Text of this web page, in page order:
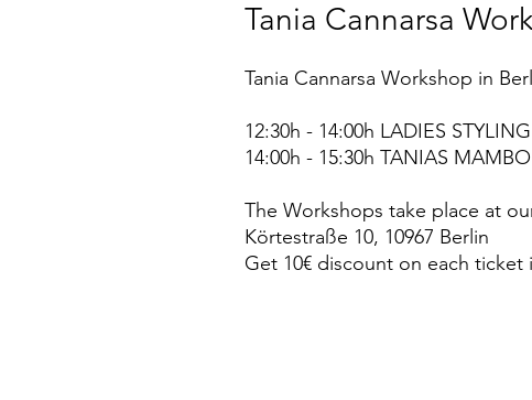
Tania Cannarsa
Tania Cannarsa Workshop in
12:30h - 14:00h LADIES STYLING
14:00h - 15:30h TANIAS
The Workshops take place at
Körtestraße 10, 10967 Berlin
Get 10€ discount on each